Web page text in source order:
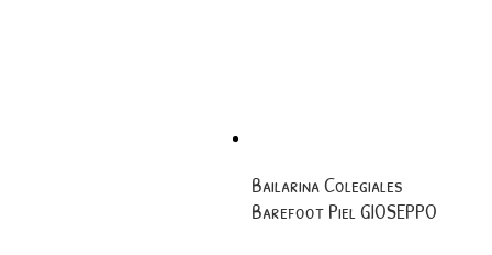
Bailarina Colegiales
Barefoot Piel GIOSEPPO